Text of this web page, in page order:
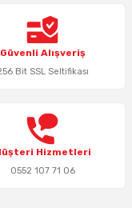
Güvenli Alışveriş
Bit SSL Seltifikası
Hizmetleri
0552 107 71 06